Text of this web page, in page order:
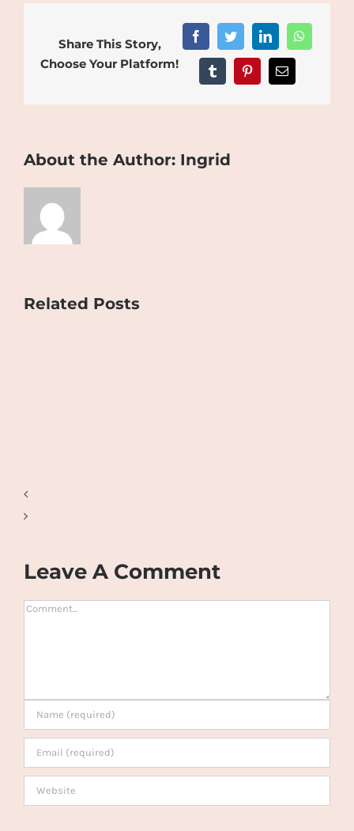
Share This Story,
Choose Your Platform!
FacebookTwitterLinkedIn
TumblrPinterestEmail
About the Author: Ingrid
Related Posts
Leave A Comment
Comment